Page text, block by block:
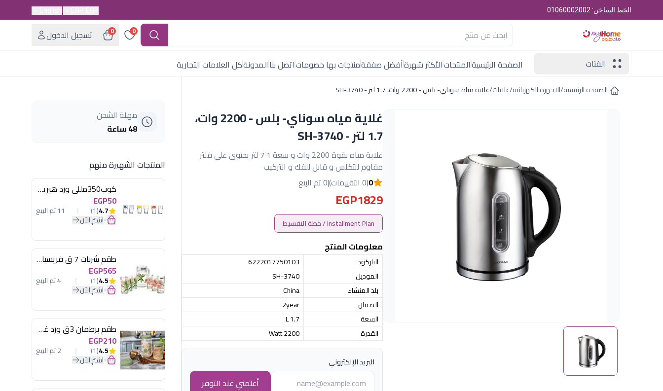
الخط الساخن: 01060002002
0
0
تسجيل الدخول
الفئات
الصفحة الرئيسيةالمنتجاتالأكثر شهرةأفضل صفقةمنتجات بها خصوماتاتصل بناالمدونةكل العلامات التجارية
الصفحة الرئيسية/الاجهزة الكهربائية/غلايات/غلاية مياه سوناي- بلس - 2200 وات، 1.7 لتر - SH-3740
غلاية مياه سوناي- بلس - 2200 وات،
1.7 لتر - SH-3740
غلاية مياه بقوة 2200 وات و سعة 1 7 لتر يحتوي على فلتر
مقاوم للتكلس و قابل للفك و التركيب
0(0 التقييمات) |0 تم البيع
EGP1829
Installment Plan / خطة التقسيط
معلومات المنتج
الباركود
6222017750103
الموديل
SH-3740
بلد المنشاء
China
الضمان
2year
السعة
1.7 L
القدرة
2200 Watt
البريد الإلكتروني
أعلمني عند التوفر
مهلة الشحن
48 ساعة
المنتجات الشهيرة منهم
كوب350مللى ورد هيريفين
EGP50
4.7
(1) 11 تم البيع
اشترِ الآن
طقم شربات 7 ق فريسيا لومينارك
EGP565
4.5
(1) 4 تم البيع
اشترِ الآن
طقم برطمان 3ق ورد غطاء مينت جرين هيريفين
EGP210
4.5
(1) 2 تم البيع
اشترِ الآن